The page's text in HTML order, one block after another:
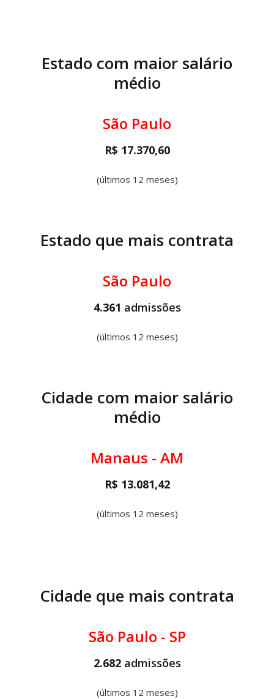
Estado com maior salário
médio
São Paulo
R$ 17.370,60
(últimos 12 meses)
Estado que mais contrata
São Paulo
4.361 admissões
(últimos 12 meses)
Cidade com maior salário
médio
Manaus - AM
R$ 13.081,42
(últimos 12 meses)
Cidade que mais contrata
São Paulo - SP
2.682 admissões
(últimos 12 meses)